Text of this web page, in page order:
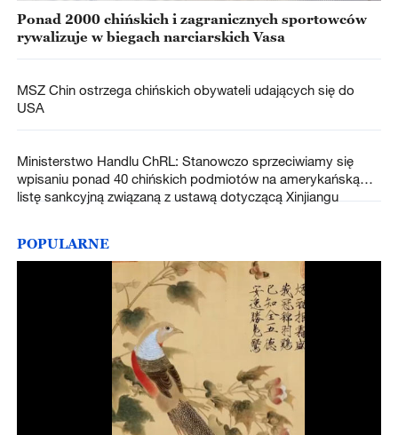
Ponad 2000 chińskich i zagranicznych sportowców
rywalizuje w biegach narciarskich Vasa
MSZ Chin ostrzega chińskich obywateli udających się do
USA
Ministerstwo Handlu ChRL: Stanowczo sprzeciwiamy się
wpisaniu ponad 40 chińskich podmiotów na amerykańską
listę sankcyjną związaną z ustawą dotyczącą Xinjiangu
POPULARNE